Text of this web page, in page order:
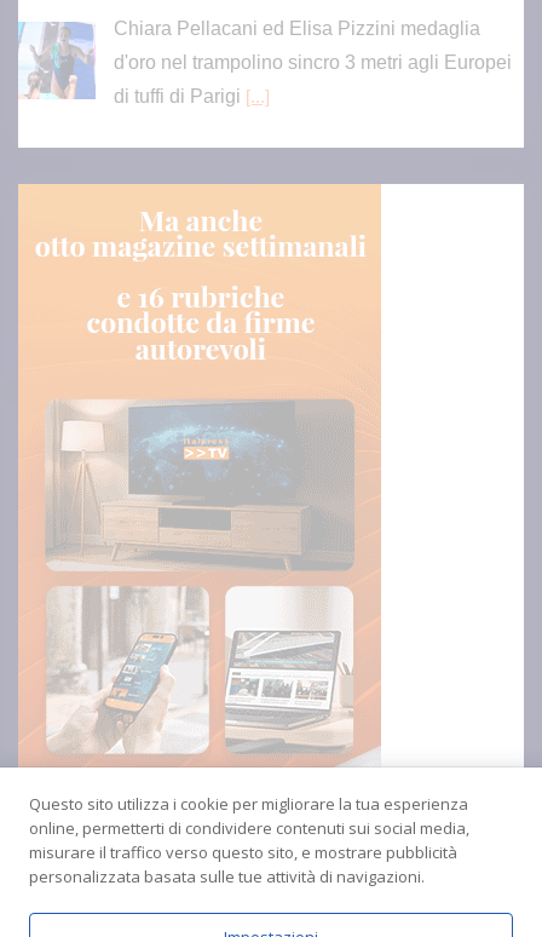
Chiara Pellacani ed Elisa Pizzini medaglia
d'oro nel trampolino sincro 3 metri agli Europei
di tuffi di Parigi [...]
Questo sito utilizza i cookie per migliorare la tua esperienza
online, permetterti di condividere contenuti sui social media,
misurare il traffico verso questo sito, e mostrare pubblicità
personalizzata basata sulle tue attività di navigazioni.